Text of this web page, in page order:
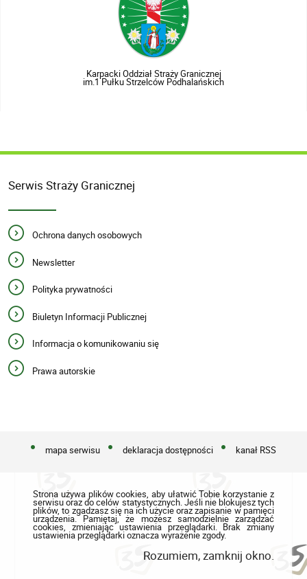
Karpacki Oddział Straży Granicznej
im.1 Pułku Strzelców Podhalańskich
Serwis Straży Granicznej
Ochrona danych osobowych
Newsletter
Polityka prywatności
Biuletyn Informacji Publicznej
Informacja o komunikowaniu się
Prawa autorskie
mapa serwisu deklaracja dostępności kanał RSS
Strona używa plików cookies, aby ułatwić Tobie korzystanie z
serwisu oraz do celów statystycznych. Jeśli nie blokujesz tych
plików, to zgadzasz się na ich użycie oraz zapisanie w pamięci
urządzenia. Pamiętaj, że możesz samodzielnie zarządzać
cookies, zmieniając ustawienia przeglądarki. Brak zmiany
ustawienia przeglądarki oznacza wyrażenie zgody.
Rozumiem, zamknij okno.